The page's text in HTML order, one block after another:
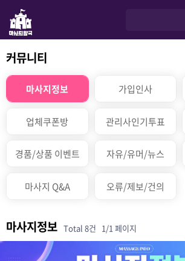
커뮤니티
마사지정보 가입인사
업체쿠폰방 관리사인기투표
경품/상품 이벤트 자유/유머/뉴스
마사지 Q&A 오류/제보/건의
마사지정보 Total 8건 1/1 페이지